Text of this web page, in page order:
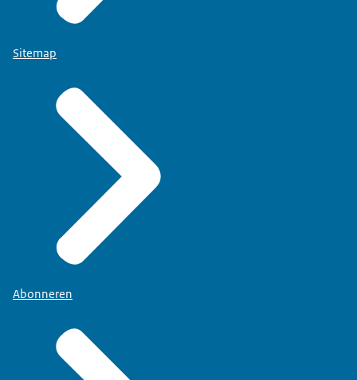
Sitemap
Abonneren